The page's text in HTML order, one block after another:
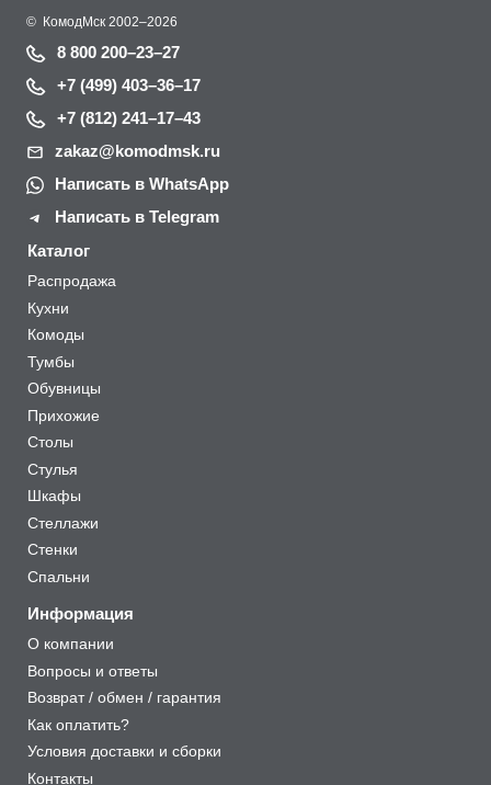
© КомодМск 2002–2026
8 800 200–23–27
+7 (499) 403–36–17
+7 (812) 241–17–43
zakaz@komodmsk.ru
Написать в WhatsApp
Написать в Telegram
Каталог
Распродажа
Кухни
Комоды
Тумбы
Обувницы
Прихожие
Столы
Стулья
Шкафы
Стеллажи
Стенки
Спальни
Информация
О компании
Вопросы и ответы
Возврат / обмен / гарантия
Как оплатить?
Условия доставки и сборки
Контакты